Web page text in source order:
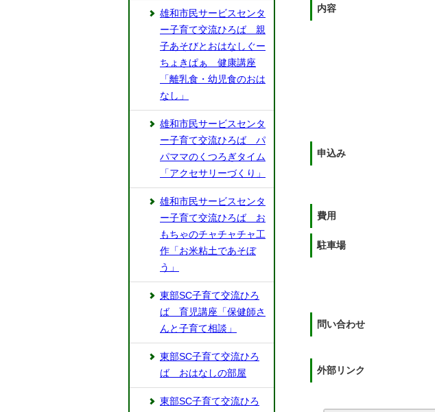
内容
申込み
費用
駐車場
問い合わせ
外部リンク
雄和市民サービスセンタ
ー子育て交流ひろば 親
子あそびとおはなしぐー
ちょきぱぁ 健康講座
「離乳食・幼児食のおは
なし」
雄和市民サービスセンタ
ー子育て交流ひろば パ
パママのくつろぎタイム
「アクセサリーづくり」
雄和市民サービスセンタ
ー子育て交流ひろば お
もちゃのチャチャチャ工
作「お米粘土であそぼ
う」
東部SC子育て交流ひろ
ば 育児講座「保健師さ
んと子育て相談」
東部SC子育て交流ひろ
ば おはなしの部屋
東部SC子育て交流ひろ